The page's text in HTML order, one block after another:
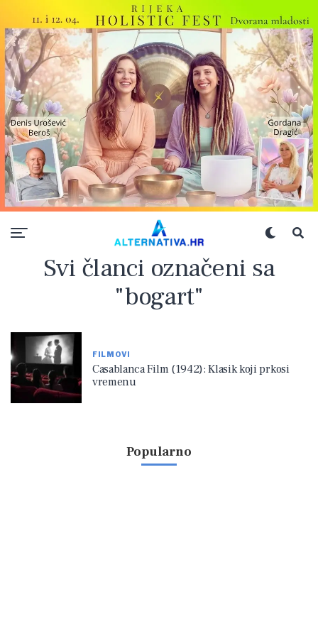
Svi članci označeni sa
"bogart"
FILMOVI
Casablanca Film (1942): Klasik koji prkosi
vremenu
Popularno